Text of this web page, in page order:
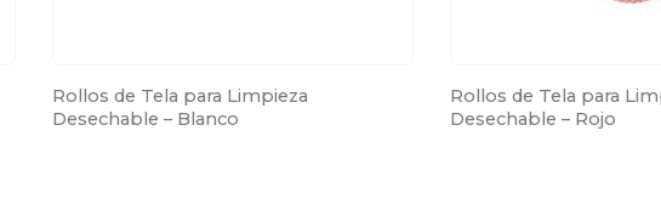
Rollos de Tela para Limpieza
Desechable – Blanco
Rollos de Tela para
Desechable – Rojo